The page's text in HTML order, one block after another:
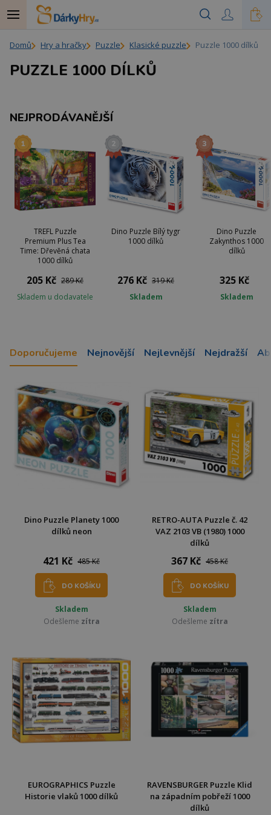
Domů Hry a hračky Puzzle Klasické puzzle Puzzle 1000 dílků
PUZZLE 1000 DÍLKŮ
NEJPRODÁVANĚJŠÍ
TREFL Puzzle
Premium Plus Tea
Time: Dřevěná chata
1000 dílků
205 Kč 289 Kč
Skladem u dodavatele
Dino Puzzle Bílý tygr
1000 dílků
276 Kč 319 Kč
Skladem
Dino Puzzle
Zakynthos 1000
dílků
325 Kč
Skladem
Doporučujeme Nejnovější Nejlevnější Nejdražší
Dino Puzzle Planety 1000
dílků neon
421 Kč 485 Kč
DO KOŠÍKU
Skladem
Odešleme zítra
RETRO-AUTA Puzzle č. 42
VAZ 2103 VB (1980) 1000
dílků
367 Kč 458 Kč
DO KOŠÍKU
Skladem
Odešleme zítra
EUROGRAPHICS Puzzle
Historie vlaků 1000 dílků
RAVENSBURGER Puzzle Klid
na západním pobřeží 1000
dílků